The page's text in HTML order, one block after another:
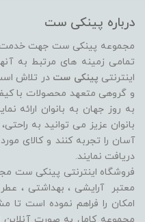
درباره پینکی ست
مجموعه پینکی ست جهت
تمامی زمینه های مرتبط به
اینترنتی پینکی ست در تلاش
و گروهی متعهد محصولات با
به روز جهان به بانوان ارائه
بانوان عزیز می توانيد به
آسان را تجربه کنند و کالای
دریافت نمایند.
فروشگاه اینترنتی پینکی ست
معتبر آرایشی ، بهداشتی ،
امکان را فراهم نموده است تا
مجموعه کامل به صورت آنلاين